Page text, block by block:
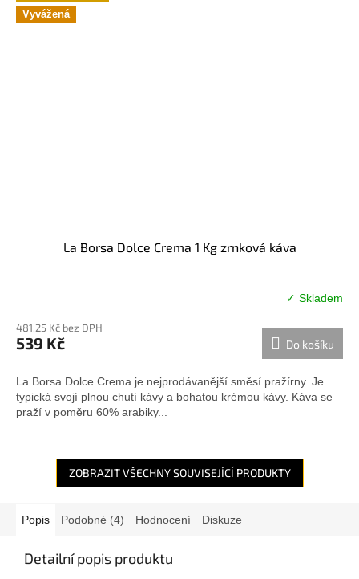
Vyvážená
La Borsa Dolce Crema 1 Kg zrnková káva
produktu
je
z
5
hvězdiček.
✓ Skladem
481,25 Kč bez DPH
539 Kč Do košíku
La Borsa Dolce Crema je nejprodávanější směsí pražírny. Je
typická svojí plnou chutí kávy a bohatou krémou kávy. Káva se
praží v poměru 60% arabiky...
ZOBRAZIT VŠECHNY SOUVISEJÍCÍ PRODUKTY
Popis Podobné (4) Hodnocení Diskuze
Detailní popis produktu